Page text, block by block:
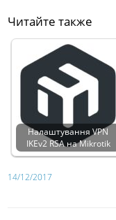
Читайте также
Налаштування VPN
IKEv2 RSA на Mikrotik
14/12/2017